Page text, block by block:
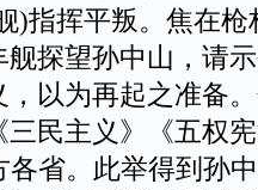
)指挥平叛。焦在枪
探望孙中山，请
以为再起之准备
民主义》《五权
各省。此举得到孙